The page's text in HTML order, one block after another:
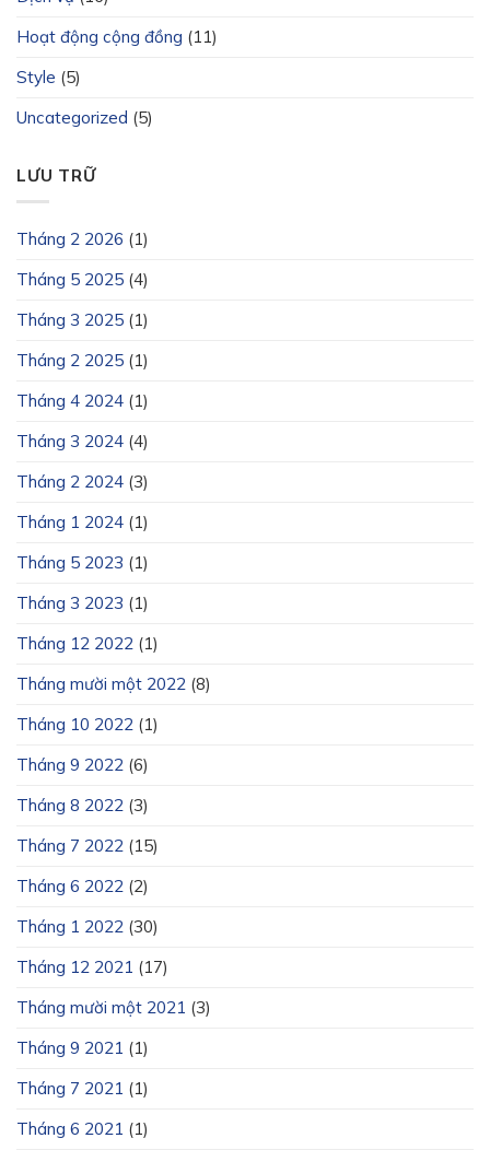
Hoạt động cộng đồng (11)
Style (5)
Uncategorized (5)
LƯU TRỮ
Tháng 2 2026 (1)
Tháng 5 2025 (4)
Tháng 3 2025 (1)
Tháng 2 2025 (1)
Tháng 4 2024 (1)
Tháng 3 2024 (4)
Tháng 2 2024 (3)
Tháng 1 2024 (1)
Tháng 5 2023 (1)
Tháng 3 2023 (1)
Tháng 12 2022 (1)
Tháng mười một 2022 (8)
Tháng 10 2022 (1)
Tháng 9 2022 (6)
Tháng 8 2022 (3)
Tháng 7 2022 (15)
Tháng 6 2022 (2)
Tháng 1 2022 (30)
Tháng 12 2021 (17)
Tháng mười một 2021 (3)
Tháng 9 2021 (1)
Tháng 7 2021 (1)
Tháng 6 2021 (1)